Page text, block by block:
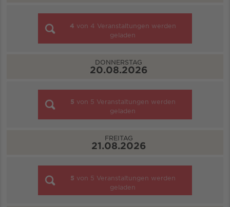
4 von 4 Veranstaltungen werden
geladen
DONNERSTAG
20.08.2026
5 von 5 Veranstaltungen werden
geladen
FREITAG
21.08.2026
5 von 5 Veranstaltungen werden
geladen